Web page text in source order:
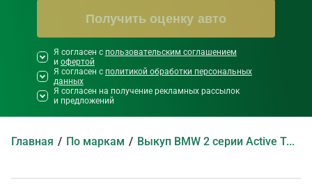
Получить оценку авто
Необходимо согласиться со всеми
правилами и условиями ниже
Я согласен с пользовательским соглашением
и офертой
Я согласен с политикой обработки персональных
данных
Я согласен на получение рекламных рассылок
и предложений
Главная По маркам Выкуп BMW 2 серии Active Tourer